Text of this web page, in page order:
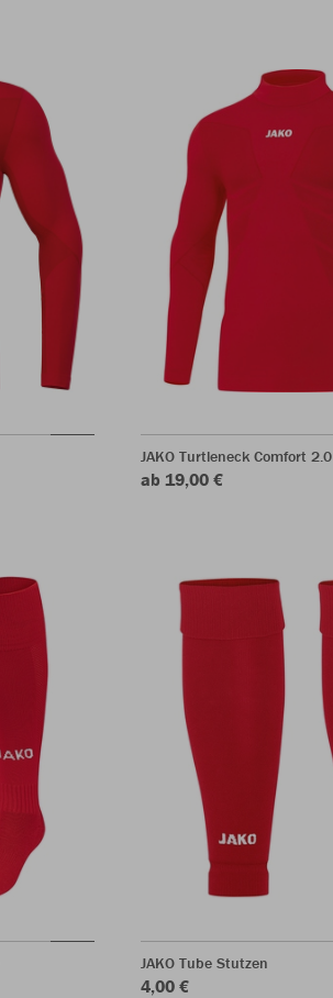
JAKO Turtleneck Comfort 2.0
ab 19,00 €
JAKO Tube Stutzen
4,00 €